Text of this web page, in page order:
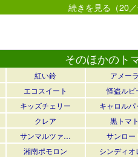
続きを見る（20／
そのほかのト
紅い鈴 アメーラ
エコスイート 怪盗ルビ
キッズチェリー キャロル
クレア 黒トマト
サンマルツァ… サンロー
湘南ポモロン シンディ